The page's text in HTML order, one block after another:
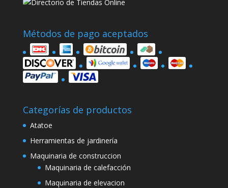
Métodos de pago aceptados
Categorías de productos
Atatoe
Herramientas de jardinería
Maquinaria de construccion
Maquinaria de calefacción
Maquinaria de elevacion